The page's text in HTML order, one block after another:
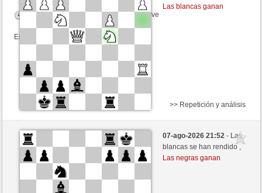
Tiempo: 9 minutes/side + 9 seconds/move
Esta partida es por puntos
Las blancas ganan
Blancas
Greg1350 (1298) (+14)
Negras
Fliese (1256) (-14)
Tiempo: 9 minutes/side + 9 seconds/move
Esta partida es por puntos
>> Repetición y análisis
07-ago-2026 21:52- Las
blancas se han rendido ,
Las negras ganan